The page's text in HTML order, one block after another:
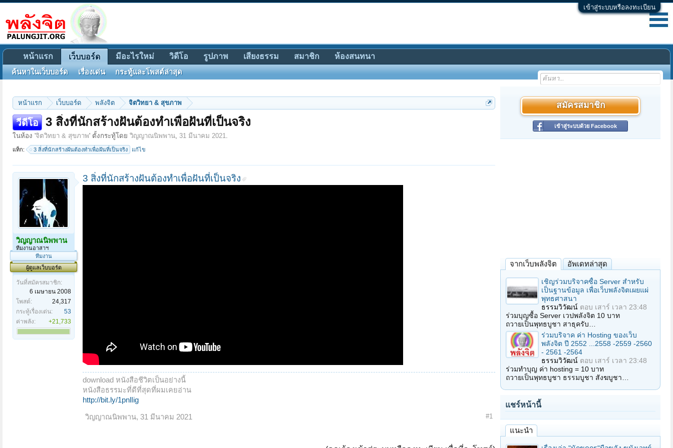
เข้าสู่ระบบหรือลงทะเบียน
หน้าแรก เว็บบอร์ด พลังจิต จิตวิทยา & สุขภาพ
วีดีโอ 3 สิ่งที่นักสร้างฝันต้องทำเพื่อฝันที่เป็นจริง
ในห้อง 'จิตวิทยา & สุขภาพ' ตั้งกระทู้โดย วิญญาณนิพพาน, 31 มีนาคม 2021.
แท็ก: 3 สิ่งที่นักสร้างฝันต้องทำเพื่อฝันที่เป็นจริง แก้ไข
วิญญาณนิพพาน
ทีมงานอาสาฯ
ทีมงาน
ผู้ดูแลเว็บบอร์ด
วันที่สมัครสมาชิก:
6 เมษายน 2008
โพสต์:
24,317
กระทู้เรื่องเด่น:
53
ค่าพลัง:
+21,733
3 สิ่งที่นักสร้างฝันต้องทำเพื่อฝันที่เป็นจริง
download หนังสือชีวิตเป็นอย่างนี้
หนังสือธรรมะที่ดีที่สุดที่ผมเคยอ่าน
http://bit.ly/1pnlIig
วิญญาณนิพพาน, 31 มีนาคม 2021 #1
สมัครสมาชิก
เข้าสู่ระบบด้วย Facebook
จากเว็บพลังจิต อัพเดทล่าสุด
เชิญร่วมบริจาคซื้อ Server สำหรับ
เป็นฐานข้อมูล เพื่อเว็บพลังจิตเผยแผ่
พุทธศาสนา
ธรรมวิวัฒน์ ตอบ เสาร์ เวลา 23:48
ร่วมบุญซื้อ Server เวปพลังจิต 10 บาท
ถวายเป็นพุทธบูชา สาธุครับ…
ร่วมบริจาค ค่า Hosting ของเว็บ
พลังจิต ปี 2552 ...2558 -2559 -2560
- 2561 -2564
ธรรมวิวัฒน์ ตอบ เสาร์ เวลา 23:48
ร่วมทำบุญ ค่า hosting = 10 บาท
ถวายเป็นพุทธบูชา ธรรมบูชา สังฆบูชา…
แชร์หน้านี้
แนะนำ
หน้าแรก เว็บบอร์ด
ค้นหาในเว็บบอร์ด เรื่องเด่น กระทู้และโพสต์ล่าสุด
มีอะไรใหม่ วิดีโอ รูปภาพ เสียงธรรม สมาชิก ห้องสนทนา